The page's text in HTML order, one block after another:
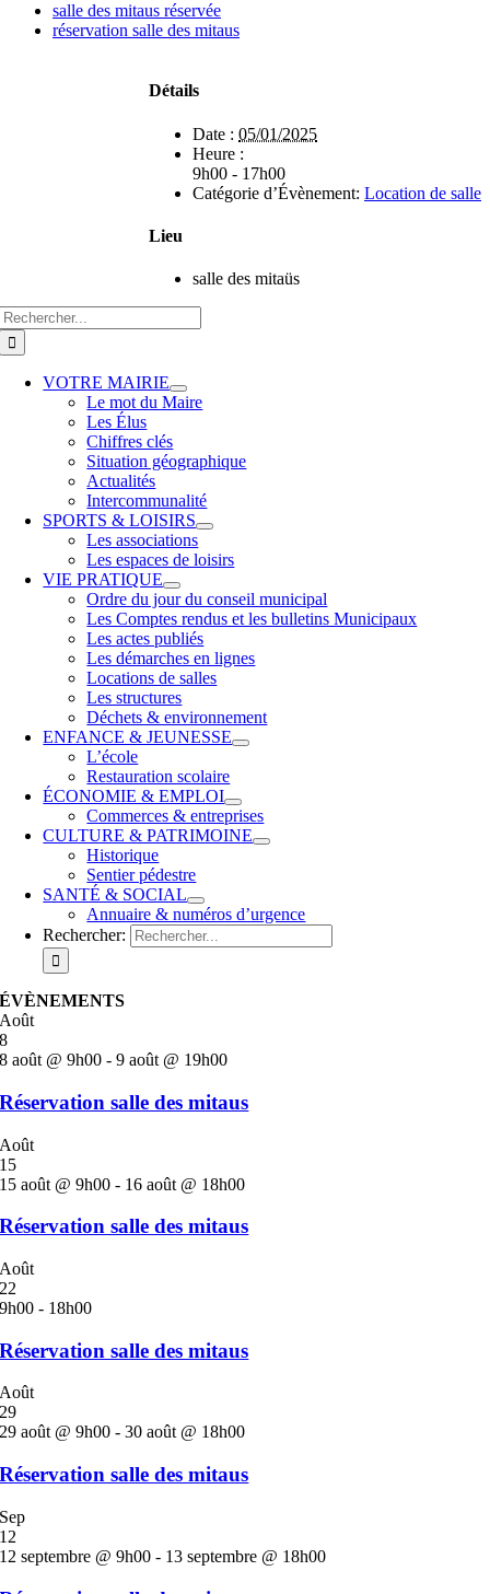
salle des mitaus réservée
réservation salle des mitaus
Détails
Date : 05/01/2025
Heure :
9h00 - 17h00
Catégorie d’Évènement: Location de salle
Lieu
salle des mitaüs
VOTRE MAIRIE
Le mot du Maire
Les Élus
Chiffres clés
Situation géographique
Actualités
Intercommunalité
SPORTS & LOISIRS
Les associations
Les espaces de loisirs
VIE PRATIQUE
Ordre du jour du conseil municipal
Les Comptes rendus et les bulletins Municipaux
Les actes publiés
Les démarches en lignes
Locations de salles
Les structures
Déchets & environnement
ENFANCE & JEUNESSE
L’école
Restauration scolaire
ÉCONOMIE & EMPLOI
Commerces & entreprises
CULTURE & PATRIMOINE
Historique
Sentier pédestre
SANTÉ & SOCIAL
Annuaire & numéros d’urgence
Rechercher:
ÉVÈNEMENTS
Août
8
8 août @ 9h00 -9 août @ 19h00
Réservation salle des mitaus
Août
15
15 août @ 9h00 - 16 août @ 18h00
Réservation salle des mitaus
Août
22
9h00 - 18h00
Réservation salle des mitaus
Août
29
29 août @ 9h00 -30 août @ 18h00
Réservation salle des mitaus
Sep
12
12 septembre @ 9h00 - 13 septembre @ 18h00